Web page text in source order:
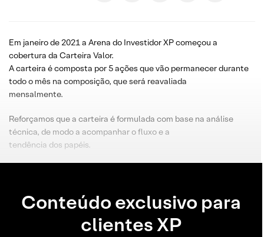
Em janeiro de 2021 a Arena do Investidor XP começou a
cobertura da Carteira Valor.
A carteira é composta por 5 ações que vão permanecer durante
todo o mês na composição, que será reavaliada
mensalmente.
Reforçamos que a carteira é formulada com base na análise
técnica, de modo a acompanhar o fluxo e a
tendência dos papéis.
Conteúdo exclusivo para
clientes XP